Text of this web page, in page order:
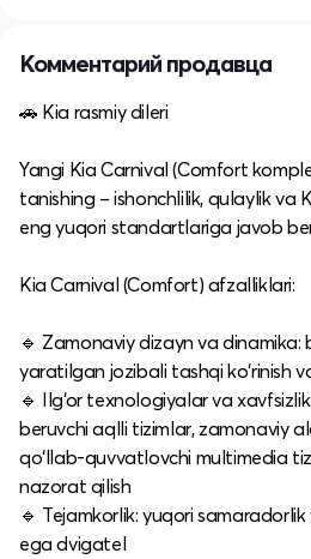
Комментарий продавца
🚗 Kia rasmiy dileri
Yangi Kia Carnival (Comfort
tanishing – ishonchlilik, qulaylik va
eng yuqori standartlariga javob
Kia Carnival (Comfort) afzalliklari:
🔹 Zamonaviy dizayn va dinamika:
yaratilgan jozibali tashqi ko‘rinish
🔹 Ilg‘or texnologiyalar va
beruvchi aqlli tizimlar, zamonaviy
qo‘llab-quvvatlovchi multimedia
nazorat qilish
🔹 Tejamkorlik: yuqori
ega dvigatel